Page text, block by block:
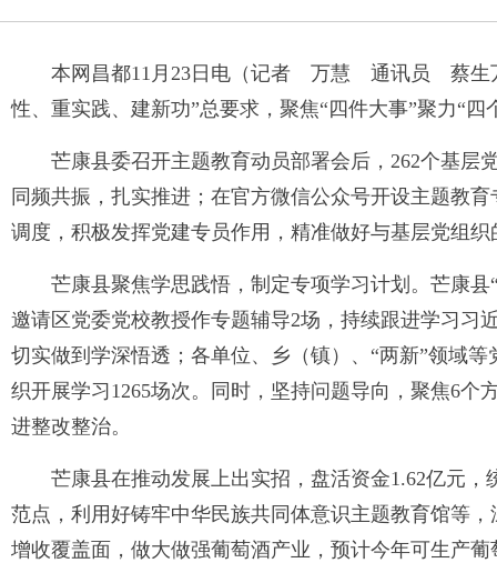
本网昌都11月23日电（记者 万慧 通讯员 蔡生
性、重实践、建新功”总要求，聚焦“四件大事”聚力“
芒康县委召开主题教育动员部署会后，262个基层
同频共振，扎实推进；在官方微信公众号开设主题教
调度，积极发挥党建专员作用，精准做好与基层党组织
芒康县聚焦学思践悟，制定专项学习计划。芒康
邀请区党委党校教授作专题辅导2场，持续跟进学习习
切实做到学深悟透；各单位、乡（镇）、“两新”领域
织开展学习1265场次。同时，坚持问题导向，聚焦6个
进整改整治。
芒康县在推动发展上出实招，盘活资金1.62亿元
范点，利用好铸牢中华民族共同体意识主题教育馆等
增收覆盖面，做大做强葡萄酒产业，预计今年可生产